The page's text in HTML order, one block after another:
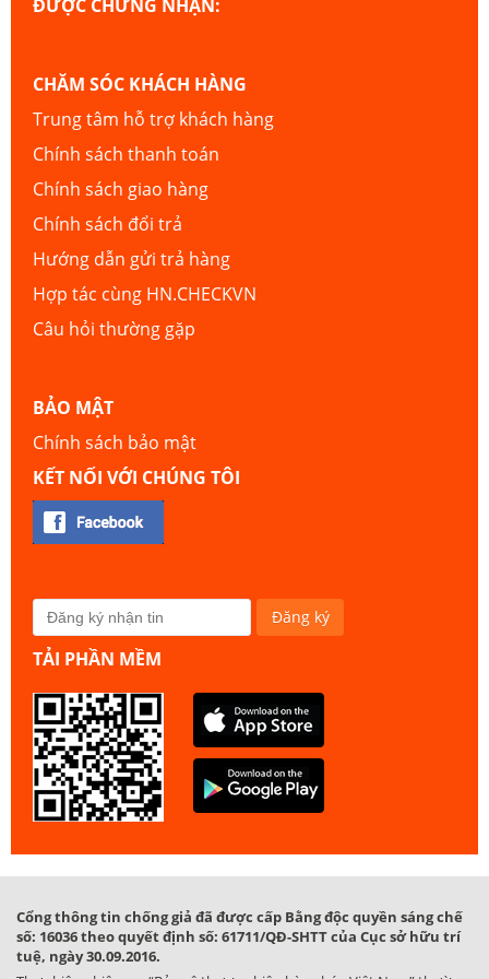
ĐƯỢC CHỨNG NHẬN:
CHĂM SÓC KHÁCH HÀNG
Trung tâm hỗ trợ khách hàng
Chính sách thanh toán
Chính sách giao hàng
Chính sách đổi trả
Hướng dẫn gửi trả hàng
Hợp tác cùng HN.CHECKVN
Câu hỏi thường gặp
BẢO MẬT
Chính sách bảo mật
KẾT NỐI VỚI CHÚNG TÔI
TẢI PHẦN MỀM
Cổng thông tin chống giả đã được cấp Bằng độc quyền sáng chế
số: 16036 theo quyết định số: 61711/QĐ-SHTT của Cục sở hữu trí
tuệ, ngày 30.09.2016.